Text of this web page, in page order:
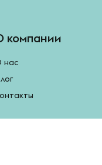
компании
нас